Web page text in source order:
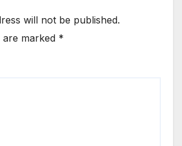
will not be published.
are marked *